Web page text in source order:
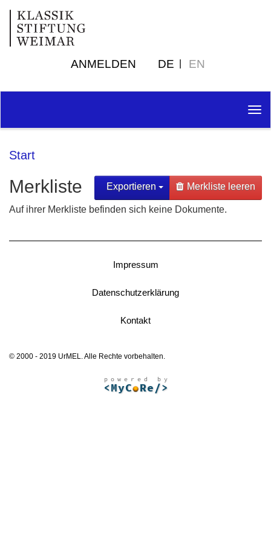
ANMELDEN DE EN
Start
Exportieren Merkliste leeren
Merkliste
Auf ihrer Merkliste befinden sich keine Dokumente.
Impressum
Datenschutzerklärung
Kontakt
© 2000 - 2019 UrMEL. Alle Rechte vorbehalten.